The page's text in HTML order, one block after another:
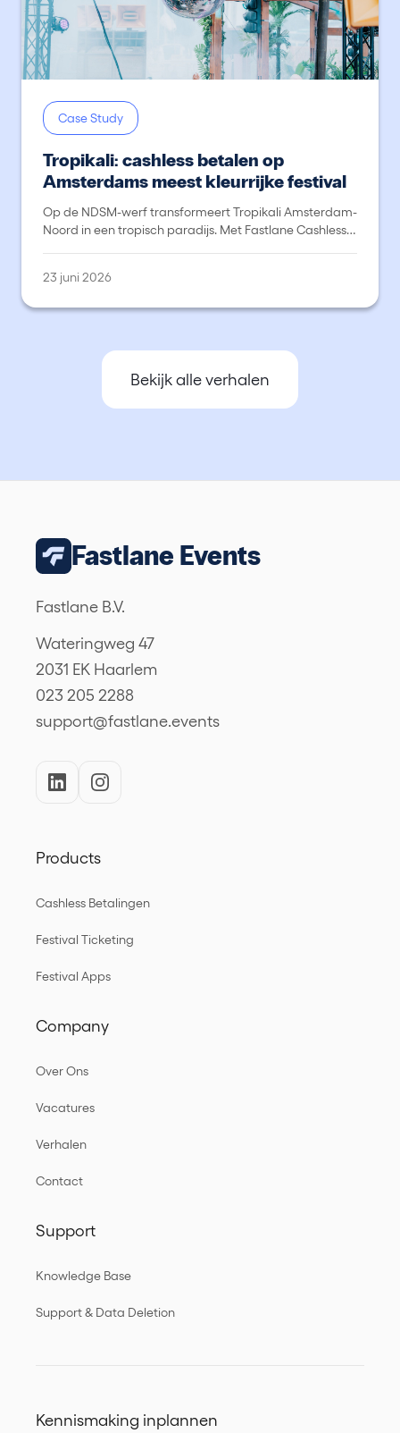
Case Study
Tropikali: cashless betalen op
Amsterdams meest kleurrijke festival
Op de NDSM-werf transformeert Tropikali Amsterdam-
Noord in een tropisch paradijs. Met Fastlane Cashless
23 juni 2026
Bekijk alle verhalen
Fastlane Events
Fastlane B.V.
Wateringweg 47
2031 EK Haarlem
023 205 2288
support@fastlane.events
Products
Cashless Betalingen
Festival Ticketing
Festival Apps
Company
Over Ons
Vacatures
Verhalen
Contact
Support
Knowledge Base
Support & Data Deletion
Kennismaking inplannen